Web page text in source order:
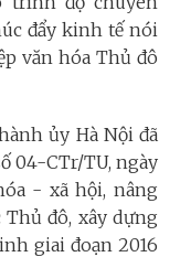
đẩy kinh tế nói
văn hóa Thủ đô
ủy Hà Nội đã
04-CTr/TU, ngày
- xã hội, nâng
đô, xây dựng
giai đoạn 2016